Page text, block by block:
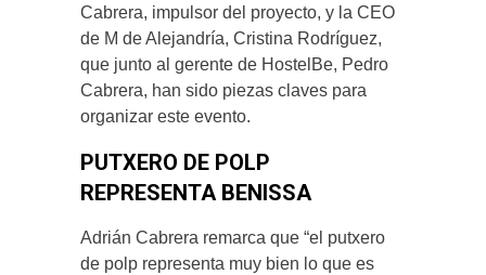
Cabrera, impulsor del proyecto, y la CEO
de M de Alejandría, Cristina Rodríguez,
que junto al gerente de HostelBe, Pedro
Cabrera, han sido piezas claves para
organizar este evento.
PUTXERO DE POLP
REPRESENTA BENISSA
Adrián Cabrera remarca que “el putxero
de polp representa muy bien lo que es